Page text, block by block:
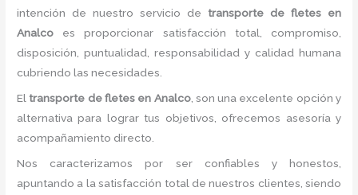
intención de nuestro servicio de transporte de fletes en
Analco es proporcionar satisfacción total, compromiso,
disposición, puntualidad, responsabilidad y calidad humana
cubriendo las necesidades.
El transporte de fletes en Analco, son una excelente opción y
alternativa para lograr tus objetivos, ofrecemos asesoría y
acompañamiento directo.
Nos caracterizamos por ser confiables y honestos,
apuntando a la satisfacción total de nuestros clientes, siendo